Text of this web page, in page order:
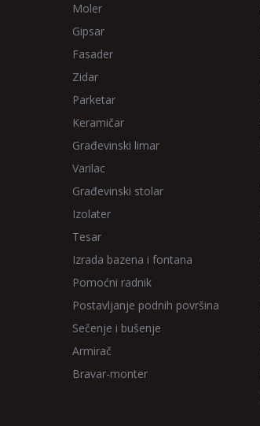
Moler
Gipsar
Fasader
Zidar
Parketar
Keramičar
Građevinski limar
Varilac
Građevinski stolar
Izolater
Tesar
Izrada bazena i fontana
Pomoćni radnik
Postavljanje podnih površina
Sečenje i bušenje
Armirač
Bravar-monter